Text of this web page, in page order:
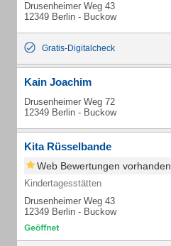
Drusenheimer Weg 43
12349 Berlin - Buckow
Gratis-Digitalcheck
Kain Joachim
Drusenheimer Weg 72
12349 Berlin - Buckow
Kita Rüsselbande
Web Bewertungen vorhanden
Kindertagesstätten
Drusenheimer Weg 43
12349 Berlin - Buckow